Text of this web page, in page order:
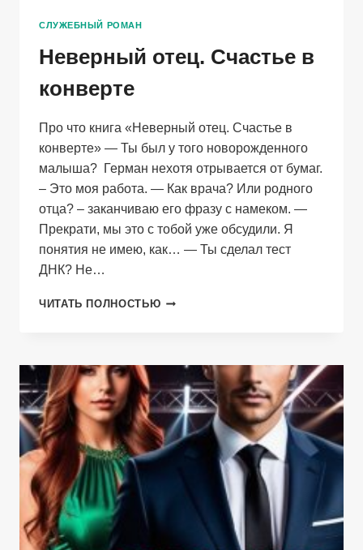
СЛУЖЕБНЫЙ РОМАН
Неверный отец. Счастье в
конверте
Про что книга «Неверный отец. Счастье в
конверте» — Ты был у того новорожденного
малыша? Герман нехотя отрывается от бумаг.
– Это моя работа. — Как врача? Или родного
отца? – заканчиваю его фразу с намеком. —
Прекрати, мы это с тобой уже обсудили. Я
понятия не имею, как… — Ты сделал тест
ДНК? Не…
ЧИТАТЬ ПОЛНОСТЬЮ НЕВЕРНЫЙ
КОНВЕРТЕ